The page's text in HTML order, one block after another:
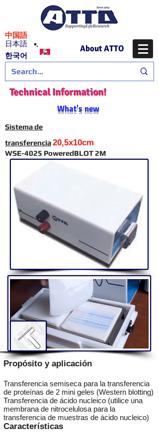
日本語
​中国語
​한국어
About ATTO
Technical Information!
What's new
Sistema de
transferencia20,5x10cm
WSE-4025 PoweredBLOT 2M
Propósito y aplicación
Transferencia semiseca para la transferencia
de proteínas de 2 mini geles (Western blotting)
Transferencia de ácido nucleico (utilice una
membrana de nitrocelulosa para la
transferencia de muestras de ácido nucleico)
Características